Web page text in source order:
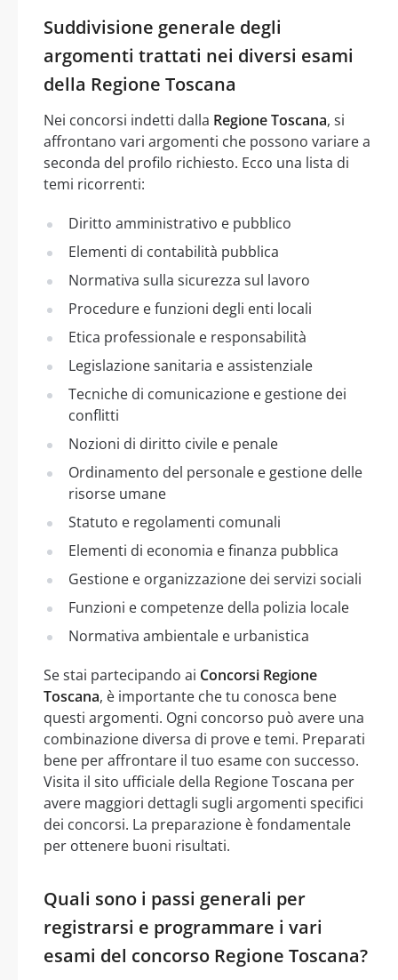
Suddivisione generale degli
argomenti trattati nei diversi esami
della Regione Toscana
Nei concorsi indetti dalla Regione Toscana, si
affrontano vari argomenti che possono variare a
seconda del profilo richiesto. Ecco una lista di
temi ricorrenti:
Diritto amministrativo e pubblico
Elementi di contabilità pubblica
Normativa sulla sicurezza sul lavoro
Procedure e funzioni degli enti locali
Etica professionale e responsabilità
Legislazione sanitaria e assistenziale
Tecniche di comunicazione e gestione dei
conflitti
Nozioni di diritto civile e penale
Ordinamento del personale e gestione delle
risorse umane
Statuto e regolamenti comunali
Elementi di economia e finanza pubblica
Gestione e organizzazione dei servizi sociali
Funzioni e competenze della polizia locale
Normativa ambientale e urbanistica
Se stai partecipando ai Concorsi Regione
Toscana, è importante che tu conosca bene
questi argomenti. Ogni concorso può avere una
combinazione diversa di prove e temi. Preparati
bene per affrontare il tuo esame con successo.
Visita il sito ufficiale della Regione Toscana per
avere maggiori dettagli sugli argomenti specifici
dei concorsi. La preparazione è fondamentale
per ottenere buoni risultati.
Quali sono i passi generali per
registrarsi e programmare i vari
esami del concorso Regione Toscana?